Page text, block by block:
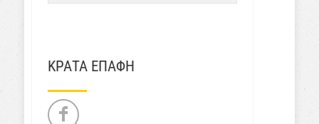
ΚΡΑΤΑ ΕΠΑΦΗ